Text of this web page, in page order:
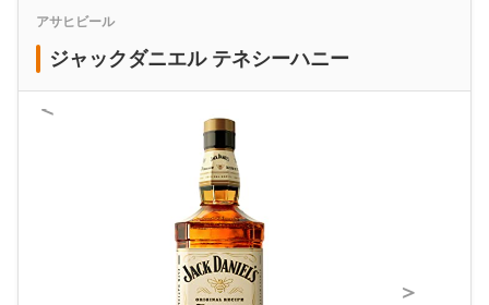
アサヒビール
ジャックダニエル テネシーハニー
＜
＞